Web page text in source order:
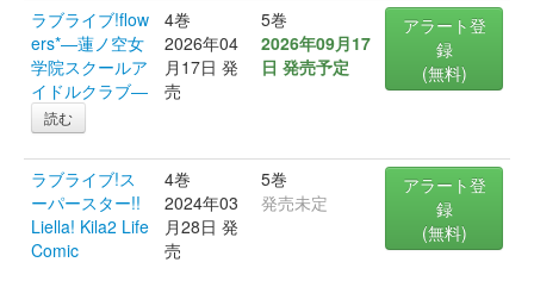
ラブライブ!flow
ers*―蓮ノ空女
学院スクールア
イドルクラブ―
読む
4巻
2026年04
月17日 発
売
5巻
2026年09月17
日 発売予定
アラート登
録
(無料)
ラブライブ!ス
ーパースター!!
Liella! Kila2 Life
Comic
4巻
2024年03
月28日 発
売
5巻
発売未定
アラート登
録
(無料)